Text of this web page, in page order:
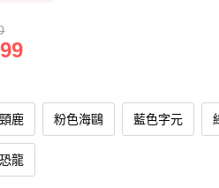
鹿 粉色海鷗 藍色字元
龍